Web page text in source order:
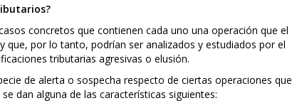
concretos que contienen cada uno una operación que el
que, por lo tanto, podrían ser analizados y estudiados por el
tributarias agresivas o elusión.
de alerta o sospecha respecto de ciertas operaciones que
dan alguna de las características siguientes: